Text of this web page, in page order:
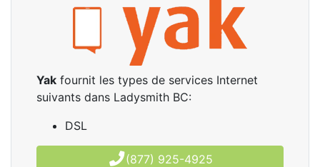
Yak fournit les types de services Internet
suivants dans Ladysmith BC:
DSL
(877) 925-4925